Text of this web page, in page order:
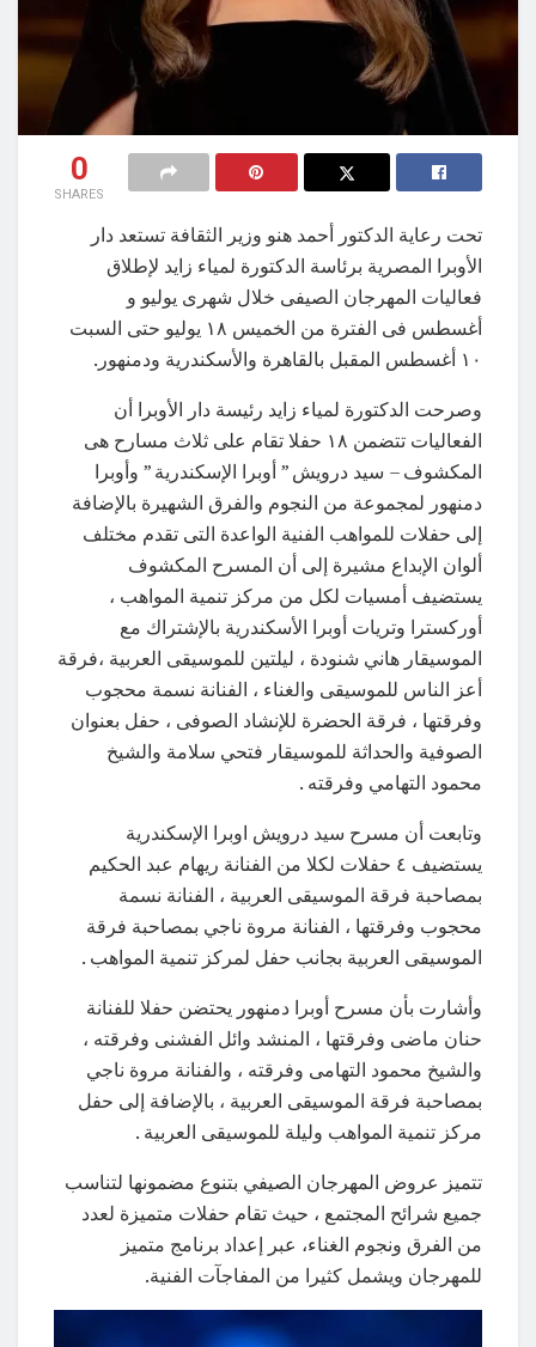
0
SHARES
تحت رعاية الدكتور أحمد هنو وزير الثقافة تستعد دار
الأوبرا المصرية برئاسة الدكتورة لمياء زايد لإطلاق
فعاليات المهرجان الصيفى خلال شهرى يوليو و
أغسطس فى الفترة من الخميس ١٨ يوليو حتى السبت
١٠ أغسطس المقبل بالقاهرة والأسكندرية ودمنهور.
وصرحت الدكتورة لمياء زايد رئيسة دار الأوبرا أن
الفعاليات تتضمن ١٨ حفلا تقام على ثلاث مسارح هى
المكشوف – سيد درويش ” أوبرا الإسكندرية ” وأوبرا
دمنهور لمجموعة من النجوم والفرق الشهيرة بالإضافة
إلى حفلات للمواهب الفنية الواعدة التى تقدم مختلف
ألوان الإبداع مشيرة إلى أن المسرح المكشوف
يستضيف أمسيات لكل من مركز تنمية المواهب ،
أوركسترا وتريات أوبرا الأسكندرية بالإشتراك مع
الموسيقار هاني شنودة ، ليلتين للموسيقى العربية ،فرقة
أعز الناس للموسيقى والغناء ، الفنانة نسمة محجوب
وفرقتها ، فرقة الحضرة للإنشاد الصوفى ، حفل بعنوان
الصوفية والحداثة للموسيقار فتحي سلامة والشيخ
محمود التهامي وفرقته .
وتابعت أن مسرح سيد درويش اوبرا الإسكندرية
يستضيف ٤ حفلات لكلا من الفنانة ريهام عبد الحكيم
بمصاحبة فرقة الموسيقى العربية ، الفنانة نسمة
محجوب وفرقتها ، الفنانة مروة ناجي بمصاحبة فرقة
الموسيقى العربية بجانب حفل لمركز تنمية المواهب .
وأشارت بأن مسرح أوبرا دمنهور يحتضن حفلا للفنانة
حنان ماضى وفرقتها ، المنشد وائل الفشنى وفرقته ،
والشيخ محمود التهامى وفرقته ، والفنانة مروة ناجي
بمصاحبة فرقة الموسيقى العربية ، بالإضافة إلى حفل
مركز تنمية المواهب وليلة للموسيقى العربية .
تتميز عروض المهرجان الصيفي بتنوع مضمونها لتناسب
جميع شرائح المجتمع ، حيث تقام حفلات متميزة لعدد
من الفرق ونجوم الغناء، عبر إعداد برنامج متميز
للمهرجان ويشمل كثيرا من المفاجآت الفنية.